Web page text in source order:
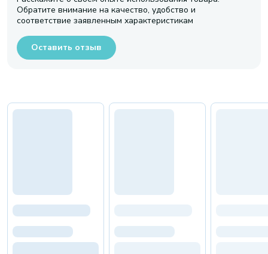
Обратите внимание на качество, удобство и
соответствие заявленным характеристикам
Оставить отзыв